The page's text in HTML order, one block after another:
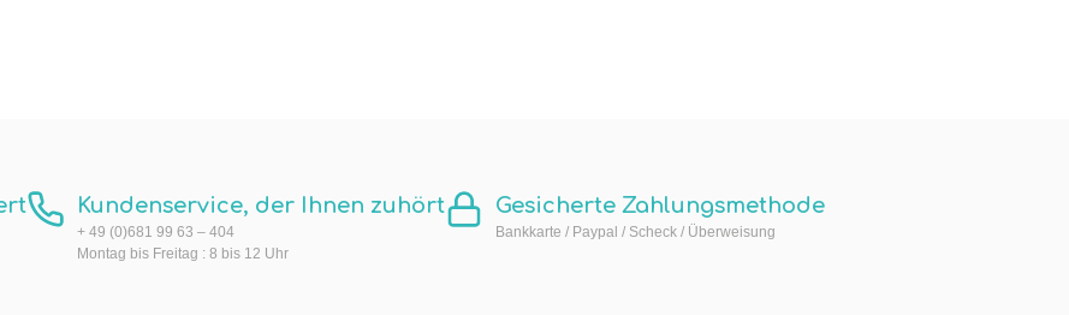
Kundenservice, der Ihnen zuhört
+ 49 (0)681 99 63 – 404
Montag bis Freitag : 8 bis 12 Uhr
Gesicherte Zahlungsmethode
Bankkarte / Paypal / Scheck / Überweisung